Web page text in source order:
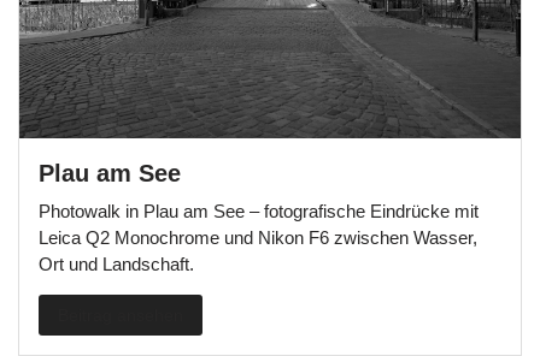
Plau am See
Photowalk in Plau am See – fotografische Eindrücke mit
Leica Q2 Monochrome und Nikon F6 zwischen Wasser,
Ort und Landschaft.